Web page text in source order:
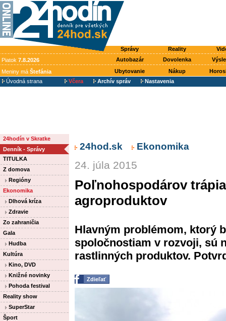
Správy Reality
Piatok 7.8.2026 Autobazár Dovolenka
Meniny má Štefánia Ubytovanie Nákup
Úvodná strana
Včera Archív správ Nastavenia
24hodín v Skratke
Denník - Správy
TITULKA
Z domova
Regióny
Ekonomika
Dlhová kríza
Zdravie
Zo zahraničia
Gala
Hudba
Kultúra
Kino, DVD
Knižné novinky
Pohoda festival
Reality show
SuperStar
Šport
24hod.sk Ekonomika
24. júla 2015
Poľnohospodárov
agroproduktov
Hlavným problémom, ktorý
spoločnostiam v rozvoji, sú
rastlinných produktov.
Zdieľať